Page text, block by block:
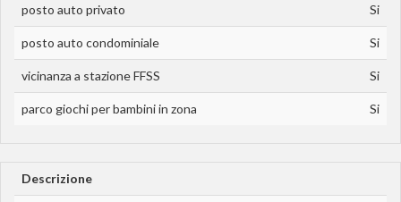
posto auto privato Si
posto auto condominiale Si
vicinanza a stazione FFSS Si
parco giochi per bambini in zona Si
Descrizione